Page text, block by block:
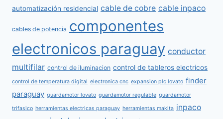
automatización residencial cable de cobre cable inpaco
cables de potencia componentes
electronicos paraguay conductor
multifilar control de iluminacion control de tableros electricos
control de temperatura digital electronica cnc expansion plc lovato finder
paraguay guardamotor lovato guardamotor regulable guardamotor
trifasico herramientas electricas paraguay herramientas makita inpaco